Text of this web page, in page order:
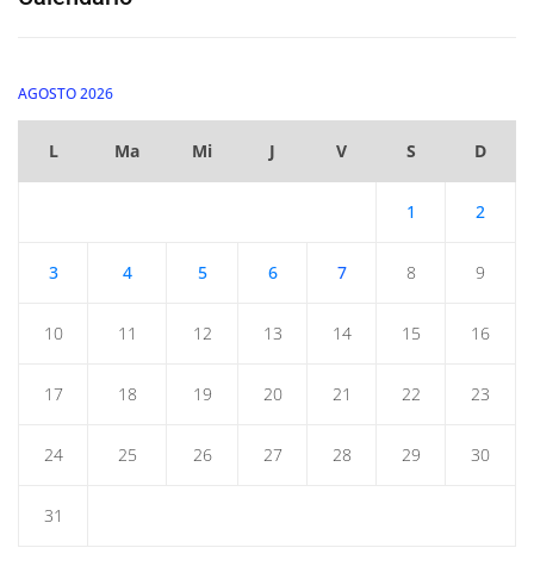
AGOSTO 2026
L Ma Mi J V S D
1 2
3 4 5 6 7 8 9
10 11 12 13 14 15 16
17 18 19 20 21 22 23
24 25 26 27 28 29 30
31